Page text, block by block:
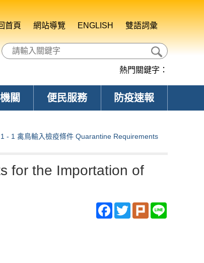
首頁 網站導覽 ENGLISH 雙語詞彙
熱門關鍵字：
關 便民服務 防疫速報
1 - 1 禽鳥輸入檢疫條件 Quarantine Requirements
for the Importation of
Facebook
TwitterPlurk